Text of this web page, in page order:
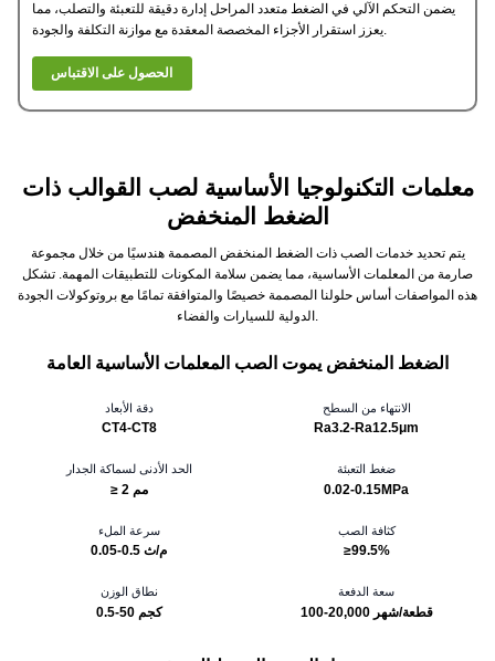
يضمن التحكم الآلي في الضغط متعدد المراحل إدارة دقيقة للتعبئة والتصلب، مما
يعزز استقرار الأجزاء المخصصة المعقدة مع موازنة التكلفة والجودة.
الحصول على الاقتباس
معلمات التكنولوجيا الأساسية لصب القوالب ذات
الضغط المنخفض
يتم تحديد خدمات الصب ذات الضغط المنخفض المصممة هندسيًا من خلال مجموعة
صارمة من المعلمات الأساسية، مما يضمن سلامة المكونات للتطبيقات المهمة. تشكل
هذه المواصفات أساس حلولنا المصممة خصيصًا والمتوافقة تمامًا مع بروتوكولات الجودة
الضغط المنخفض يموت الصب المعلمات الأساسية العامة
دقة الأبعاد
CT4-CT8
الانتهاء من السطح
Ra3.2-Ra12.5μm
الحد الأدنى لسماكة الجدار
≥ 2 مم
ضغط التعبئة
0.02-0.15MPa
سرعة الملء
0.05-0.5 م/ث
كثافة الصب
≥99.5%
نطاق الوزن
0.5-50 كجم
سعة الدفعة
100-20,000 قطعة/شهر